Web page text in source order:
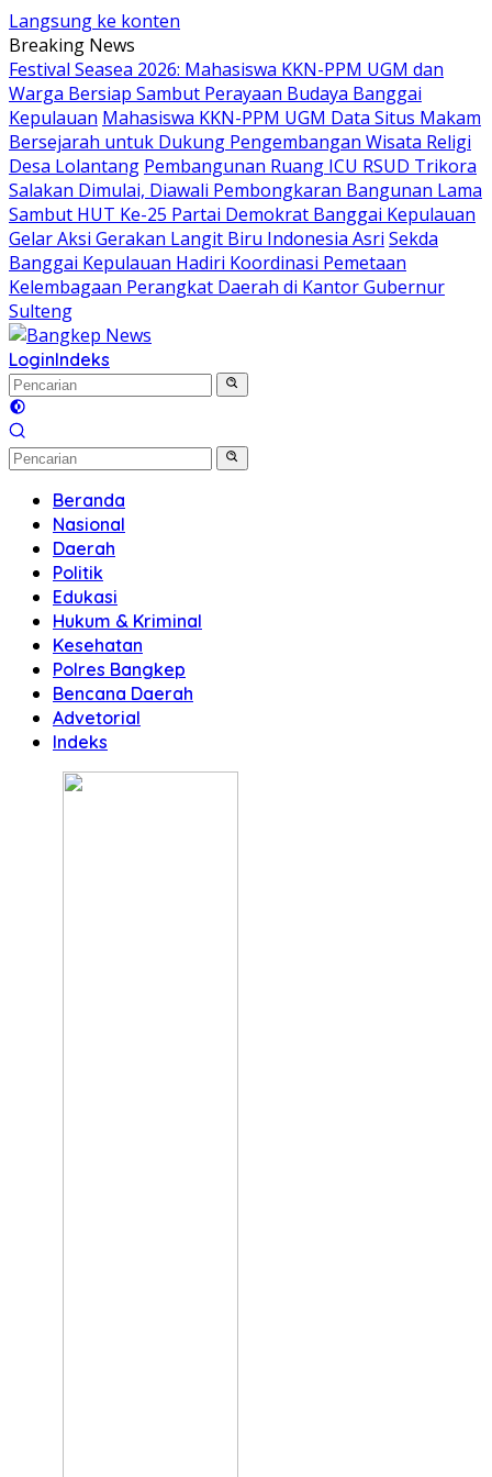
Langsung ke konten
Breaking News
Festival Seasea 2026: Mahasiswa KKN-PPM UGM dan
Warga Bersiap Sambut Perayaan Budaya Banggai
Kepulauan Mahasiswa KKN-PPM UGM Data Situs Makam
Bersejarah untuk Dukung Pengembangan Wisata Religi
Desa Lolantang Pembangunan Ruang ICU RSUD Trikora
Salakan Dimulai, Diawali Pembongkaran Bangunan Lama
Sambut HUT Ke-25 Partai Demokrat Banggai Kepulauan
Gelar Aksi Gerakan Langit Biru Indonesia Asri Sekda
Banggai Kepulauan Hadiri Koordinasi Pemetaan
Kelembagaan Perangkat Daerah di Kantor Gubernur
Sulteng
LoginIndeks
Beranda
Nasional
Daerah
Politik
Edukasi
Hukum & Kriminal
Kesehatan
Polres Bangkep
Bencana Daerah
Advetorial
Indeks